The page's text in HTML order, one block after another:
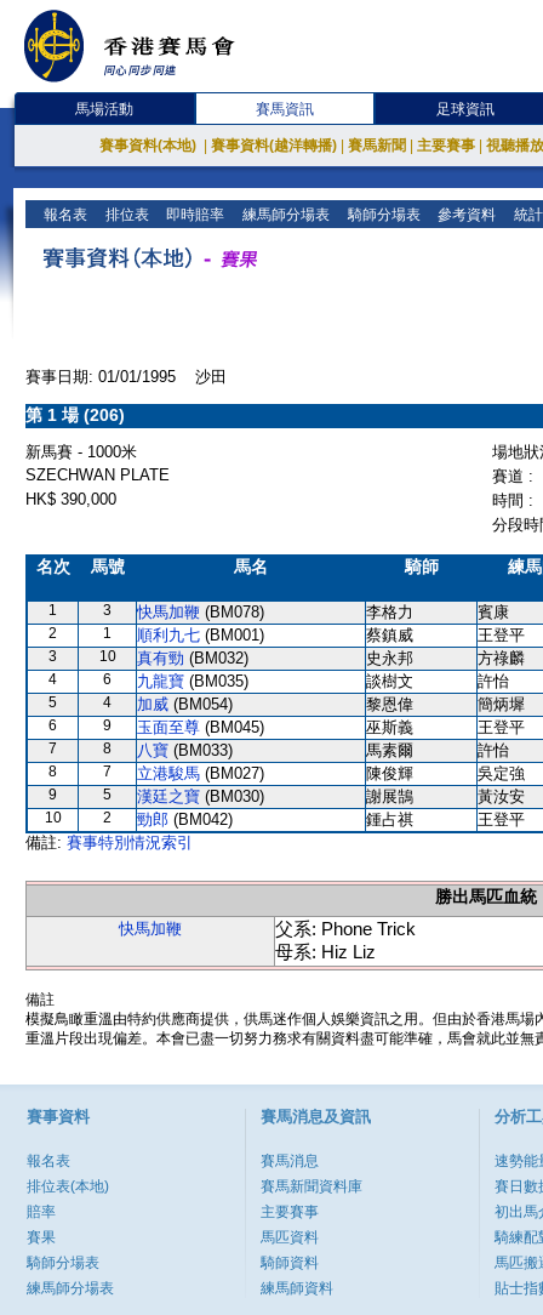
馬場活動 賽馬資訊 足球資訊
賽事資料(本地) 賽事資料(越洋轉播) 賽馬新聞 主要賽事 視聽播
報名表 排位表 即時賠率 練馬師分場表 騎師分場表 參考資料 統
賽事日期: 01/01/1995 沙田
第 1 場 (206)
新馬賽 - 1000米
場地
SZECHWAN PLATE
賽道 :
HK$ 390,000
時間 :
分段
名次 馬號 馬名 騎師 練
1 3 快馬加鞭 (BM078) 李格力 賓康
2 1 順利九七 (BM001) 蔡鎮威 王登平
3 10 真有勁 (BM032) 史永邦 方祿麟
4 6 九龍寶 (BM035) 談樹文 許怡
5 4 加威 (BM054) 黎恩偉 簡炳墀
6 9 玉面至尊 (BM045) 巫斯義 王登平
7 8 八寶 (BM033) 馬素爾 許怡
8 7 立港駿馬 (BM027) 陳俊輝 吳定強
9 5 漢廷之寶 (BM030) 謝展鵠 黃汝安
10 2 勁郎 (BM042) 鍾占祺
王登平
備註: 賽事特別情況索引
勝出馬匹血統
快馬加鞭
父系: Phone Trick
母系: Hiz Liz
備註
模擬鳥瞰重溫由特約供應商提供，供馬迷作個人娛樂資訊之用。但由於香港馬
重溫片段出現偏差。本會已盡一切努力務求有關資料盡可能準確，馬會就此並
賽事資料
報名表
排位表(本地)
賠率
賽果
騎師分場表
練馬師分場表
賽馬消息及資訊
賽馬消息
賽馬新聞資料庫
主要賽事
馬匹資料
騎師資料
練馬師資料
分析
速勢能
賽日數
初出馬
騎練配
馬匹搬
貼士指